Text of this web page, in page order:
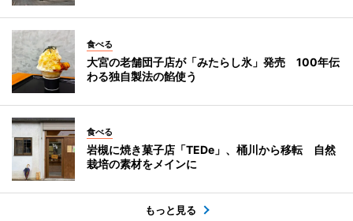
食べる
大宮の老舗団子店が「みたらし氷」発売 100年伝
わる独自製法の餡使う
食べる
岩槻に焼き菓子店「TEDe」、桶川から移転 自然
栽培の素材をメインに
もっと見る